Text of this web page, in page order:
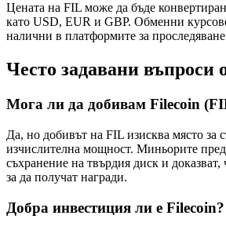
Цената на FIL може да бъде
като USD, EUR и GBP. Обменни
налични в платформите за
Често задавани въпроси
Мога ли да добивам Filecoin
Да, но добивът на FIL изисква място за
изчислителна мощност. Миньорите
съхранение на твърдия диск и
за да получат награди.
Добра инвестиция ли е Filecoin?